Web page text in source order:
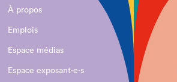
À propos
Emplois
Espace médias
Espace exposant·e⋅s